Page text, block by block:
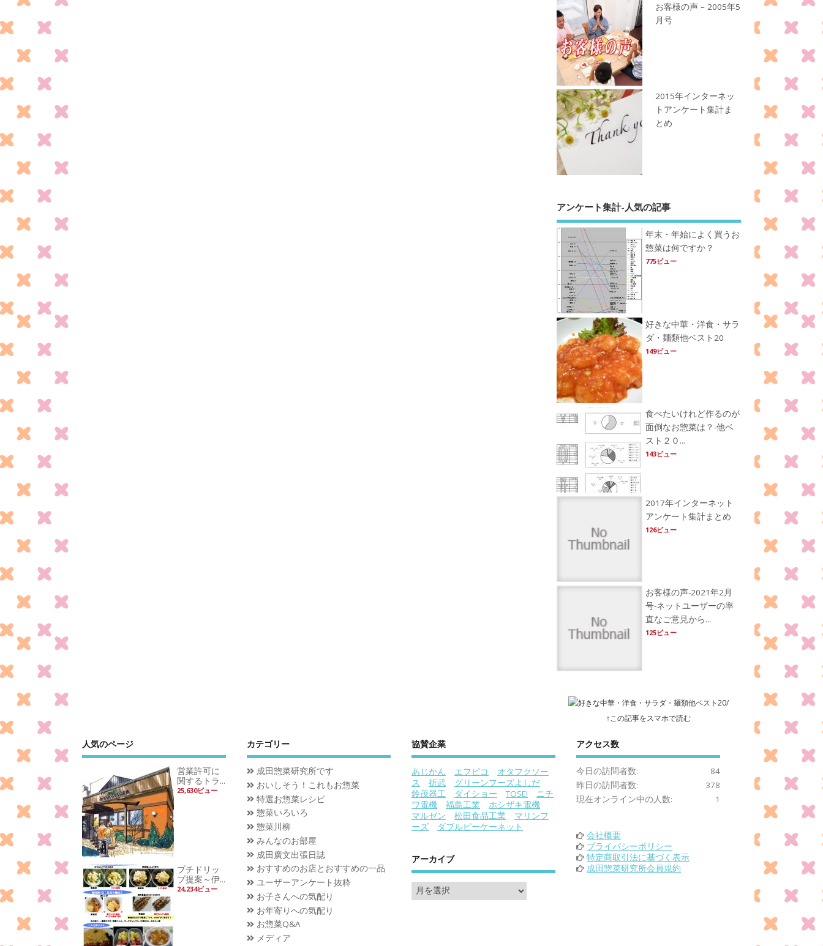
お客様の声 – 2005年5
月号
2015年インターネッ
トアンケート集計ま
とめ
アンケート集計-人気の記事
年末・年始によく買うお
惣菜は何ですか？
775ビュー
好きな中華・洋食・サラ
ダ・麺類他ベスト20
149ビュー
食べたいけれど作るのが
面倒なお惣菜は？-他ベ
スト２０...
143ビュー
2017年インターネット
アンケート集計まとめ
126ビュー
お客様の声-2021年2月
号-ネットユーザーの率
直なご意見から...
125ビュー
↑この記事をスマホで読む
人気のページ
営業許可に
関するトラ...
25,630ビュー
プチドリッ
プ提案～伊...
24,234ビュー
カテゴリー
成田惣菜研究所です
おいしそう！これもお惣菜
特選お惣菜レシピ
惣菜いろいろ
惣菜川柳
みんなのお部屋
成田廣文出張日誌
おすすめのお店とおすすめの一品
ユーザーアンケート抜粋
お子さんへの気配り
お年寄りへの気配り
お惣菜Q&A
メディア
協賛企業
あじかん エフピコ
オタフクソー
ス
折武
グリーンフーズよしだ
鈴茂器工
ダイショー TOSEI
ニチ
ワ電機
福島工業
ホシザキ電機
マルゼン
松田食品工業
マリンフ
ーズ
ダブルピーケーネット
アーカイブ
アクセス数
84
今日の訪問者数:
378
昨日の訪問者数:
1
現在オンライン中の人数:
会社概要
プライバシーポリシー
特定商取引法に基づく表示
成田惣菜研究所会員規約